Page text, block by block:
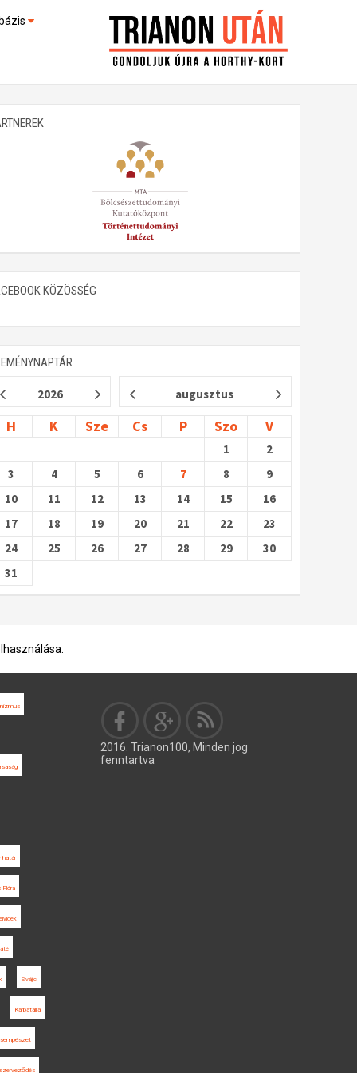
(feltöltés alatt)
KÖZÖSSÉG
2026 augusztus
H K Sze Cs P Szo V
1
2
3
4 5 6 7 8
9
10
11 12 13 14 15
16
17
18 19 20 21 22
23
24
25 26 27 28 29
30
31
határ
Flóra
Svájc
Kárpátalja
2016. Trianon100, Minden jog
fenntartva